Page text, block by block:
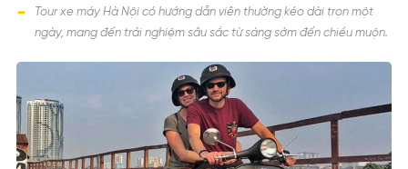
Tour xe máy Hà Nội có hướng dẫn viên thường kéo dài trọn một
ngày, mang đến trải nghiệm sâu sắc từ sáng sớm đến chiều muộn.